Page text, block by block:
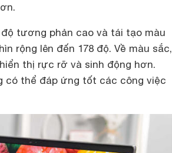
tương phản cao và tái tạo màu
rộng lên đến 178 độ. Về màu sắc,
thị rực rỡ và sinh động hơn.
có thể đáp ứng tốt các công việc